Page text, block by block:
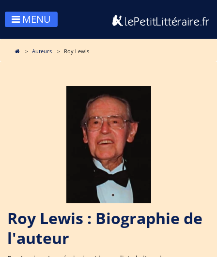
MENU
Auteurs Roy Lewis
Roy Lewis : Biographie de
l'auteur